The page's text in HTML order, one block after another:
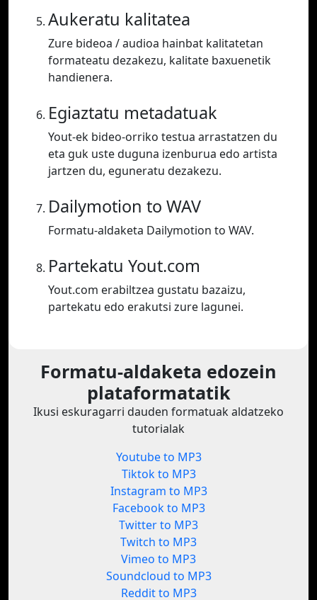
Aukeratu kalitatea
Zure bideoa / audioa hainbat kalitatetan
formateatu dezakezu, kalitate baxuenetik
handienera.
Egiaztatu metadatuak
Yout-ek bideo-orriko testua arrastatzen du
eta guk uste duguna izenburua edo artista
jartzen du, eguneratu dezakezu.
Dailymotion to WAV
Formatu-aldaketa Dailymotion to WAV.
Partekatu Yout.com
Yout.com erabiltzea gustatu bazaizu,
partekatu edo erakutsi zure lagunei.
Formatu-aldaketa edozein
plataformatatik
Ikusi eskuragarri dauden formatuak aldatzeko
tutorialak
Youtube to MP3
Tiktok to MP3
Instagram to MP3
Facebook to MP3
Twitter to MP3
Twitch to MP3
Vimeo to MP3
Soundcloud to MP3
Reddit to MP3